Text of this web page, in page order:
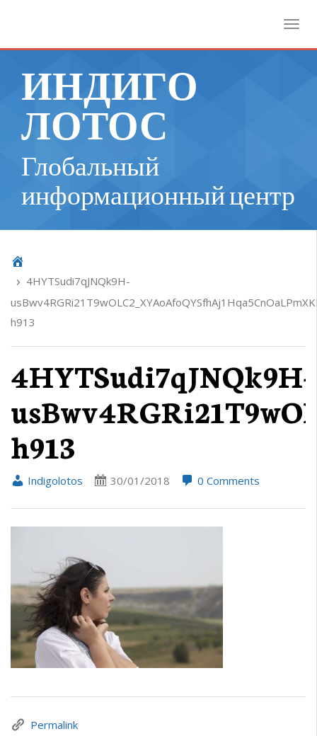
ИНДИГО
ЛОТОС
Глобальный
информационный центр
4HYTSudi7qJNQk9H-
h913
4HYTSudi7qJNQk9H-
h913
Indigolotos 30/01/2018 0 Comments
Permalink